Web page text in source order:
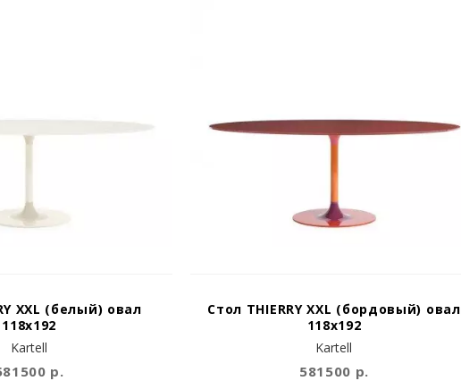
Kartell
XXL (белый) овал
118х192
р.
Kartell
Стол THIERRY XXL (бордовый) овал
118х192
581500 р.